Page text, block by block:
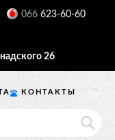
066 623-60-60
26
КОНТАКТЫ